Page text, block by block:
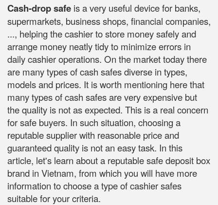
Cash-drop safe is a very useful device for banks,
supermarkets, business shops, financial companies,
..., helping the cashier to store money safely and
arrange money neatly tidy to minimize errors in
daily cashier operations. On the market today there
are many types of cash safes diverse in types,
models and prices. It is worth mentioning here that
many types of cash safes are very expensive but
the quality is not as expected. This is a real concern
for safe buyers. In such situation, choosing a
reputable supplier with reasonable price and
guaranteed quality is not an easy task. In this
article, let's learn about a reputable safe deposit box
brand in Vietnam, from which you will have more
information to choose a type of cashier safes
suitable for your criteria.